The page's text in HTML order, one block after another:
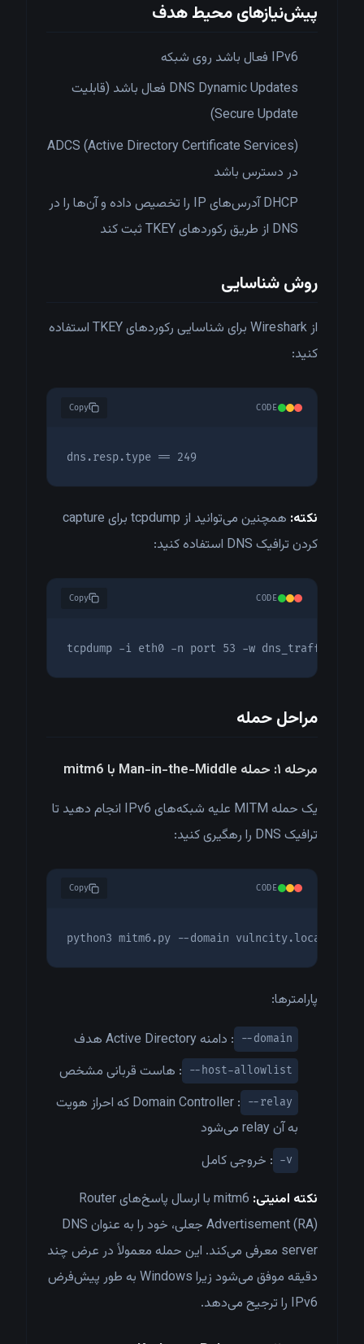
پیش‌نیازهای محیط هدف
IPv6 فعال باشد روی شبکه
DNS Dynamic Updates فعال باشد (قابلیت
Secure Update)
ADCS (Active Directory Certificate Services)
در دسترس باشد
DHCP آدرس‌های IP را تخصیص داده و آن‌ها را در
DNS از طریق رکوردهای TKEY ثبت کند
روش شناسایی
از Wireshark برای شناسایی رکوردهای TKEY استفاده
کنید:
CODE
Copy
dns.resp.type == 249
نکته:
همچنین می‌توانید از tcpdump برای capture
کردن ترافیک DNS استفاده کنید:
CODE
Copy
tcpdump -i eth0 -n port 53 -w
مراحل حمله
مرحله ۱: حمله Man-in-the-Middle با mitm6
یک حمله MITM علیه شبکه‌های IPv6 انجام دهید تا
ترافیک DNS را رهگیری کنید:
CODE
Copy
python3 mitm6.py --domain vulncity.local
پارامترها:
--domain : دامنه Active Directory هدف
--host-allowlist : هاست قربانی مشخص
--relay
: Domain Controller که احراز هویت
به آن relay می‌شود
-v
: خروجی کامل
نکته امنیتی:
mitm6 با ارسال پاسخ‌های Router
Advertisement (RA) جعلی، خود را به عنوان DNS
server معرفی می‌کند. این حمله معمولاً در عرض چند
دقیقه موفق می‌شود زیرا Windows به طور پیش‌فرض
IPv6 را ترجیح می‌دهد.